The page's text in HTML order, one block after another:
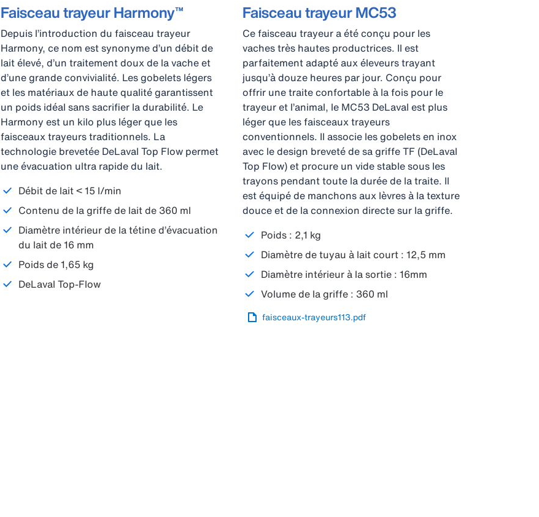
Faisceau trayeur Harmony™
Depuis l’introduction du faisceau trayeur
Harmony, ce nom est synonyme d’un débit de
lait élevé, d’un traitement doux de la vache et
d’une grande convivialité. Les gobelets légers
et les matériaux de haute qualité garantissent
un poids idéal sans sacrifier la durabilité. Le
Harmony est un kilo plus léger que les
faisceaux trayeurs traditionnels. La
technologie brevetée DeLaval Top Flow permet
une évacuation ultra rapide du lait.
Débit de lait < 15 l/min
Contenu de la griffe de lait de 360 ml
Diamètre intérieur de la tétine d’évacuation
du lait de 16 mm
Poids de 1,65 kg
DeLaval Top-Flow
Faisceau trayeur MC53
Ce faisceau trayeur a été conçu pour les
vaches très hautes productrices. Il est
parfaitement adapté aux éleveurs trayant
jusqu’à douze heures par jour. Conçu pour
offrir une traite confortable à la fois pour le
trayeur et l’animal, le MC53 DeLaval est plus
léger que les faisceaux trayeurs
conventionnels. Il associe les gobelets en inox
avec le design breveté de sa griffe TF (DeLaval
Top Flow) et procure un vide stable sous les
trayons pendant toute la durée de la traite. Il
est équipé de manchons aux lèvres à la texture
douce et de la connexion directe sur la griffe.
Poids : 2,1 kg
Diamètre de tuyau à lait court : 12,5 mm
Diamètre intérieur à la sortie : 16mm
Volume de la griffe : 360 ml
faisceaux-trayeurs113.pdf